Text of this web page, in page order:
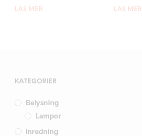
LÄS MER LÄS MER
KATEGORIER
Belysning
Lampor
Inredning